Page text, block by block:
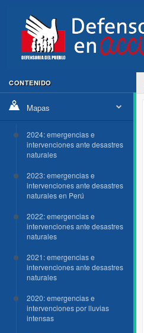
CONTENIDO
Mapas
2024: emergencias e
intervenciones ante desastres
naturales
2023: emergencias e
intervenciones ante desastres
naturales en Perú
2022: emergencias e
intervenciones ante desastres
naturales
2021: emergencias e
intervenciones ante desastres
naturales
2020: emergencias e
intervenciones por lluvias
intensas